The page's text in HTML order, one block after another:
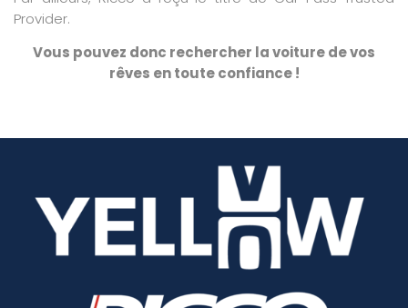
Provider.
Vous pouvez donc rechercher la voiture de vos
rêves en toute confiance !